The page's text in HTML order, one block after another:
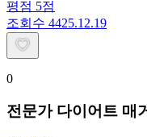
평점 5점
조회수 4425.12.19
0
전문가 다이어트 매